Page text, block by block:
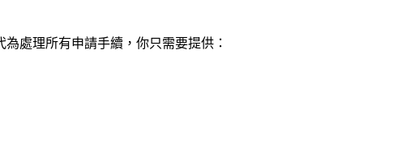
處理所有申請手續，你只需要提供：